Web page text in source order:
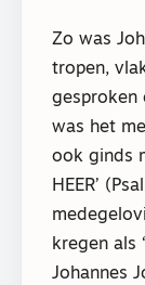
Zo was
tropen,
gesproken
was het
ook ginds
HEER’
kregen als
Johannes